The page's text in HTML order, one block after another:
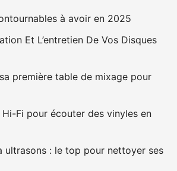
à avoir en 2025
Et L’entretien De Vos Disques
première table de mixage pour
Fi pour écouter des vinyles en
ultrasons : le top pour nettoyer ses